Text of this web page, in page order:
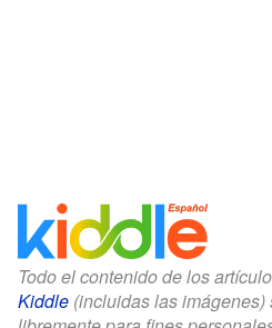
Todo el contenido de los
Kiddle (incluidas las